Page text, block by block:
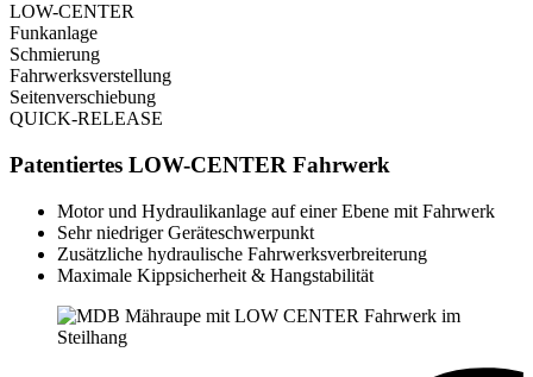
LOW-CENTER
Funkanlage
Schmierung
Fahrwerksverstellung
Seitenverschiebung
QUICK-RELEASE
Patentiertes LOW-CENTER Fahrwerk
Motor und Hydraulikanlage auf einer Ebene mit Fahrwerk
Sehr niedriger Geräteschwerpunkt
Zusätzliche hydraulische Fahrwerksverbreiterung
Maximale Kippsicherheit & Hangstabilität